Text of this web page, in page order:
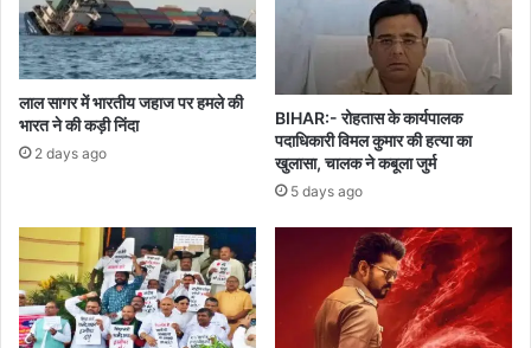
लाल सागर में भारतीय जहाज पर हमले की
भारत ने की कड़ी निंदा
2 days ago
BIHAR:- रोहतास के कार्यपालक
पदाधिकारी विमल कुमार की हत्या का
खुलासा, चालक ने कबूला जुर्म
5 days ago